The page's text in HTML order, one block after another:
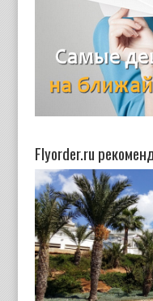
Flyorder.ru